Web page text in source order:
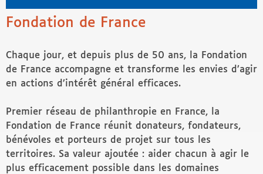
Fondation de France
Chaque jour, et depuis plus de 50 ans, la Fondation
de France accompagne et transforme les envies d’agir
en actions d’intérêt général efficaces.
Premier réseau de philanthropie en France, la
Fondation de France réunit donateurs, fondateurs,
bénévoles et porteurs de projet sur tous les
territoires. Sa valeur ajoutée : aider chacun à agir le
plus efficacement possible dans les domaines